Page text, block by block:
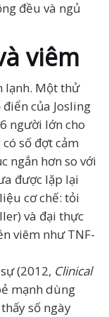
đều và ngủ
viêm
lạnh. Một thử
của Josling
người lớn cho
số đợt cảm
ngắn hơn so với
được lặp lại
cơ chế: tỏi
và đại thực
viêm như TNF-
(2012, Clinical
mạnh dùng
số ngày